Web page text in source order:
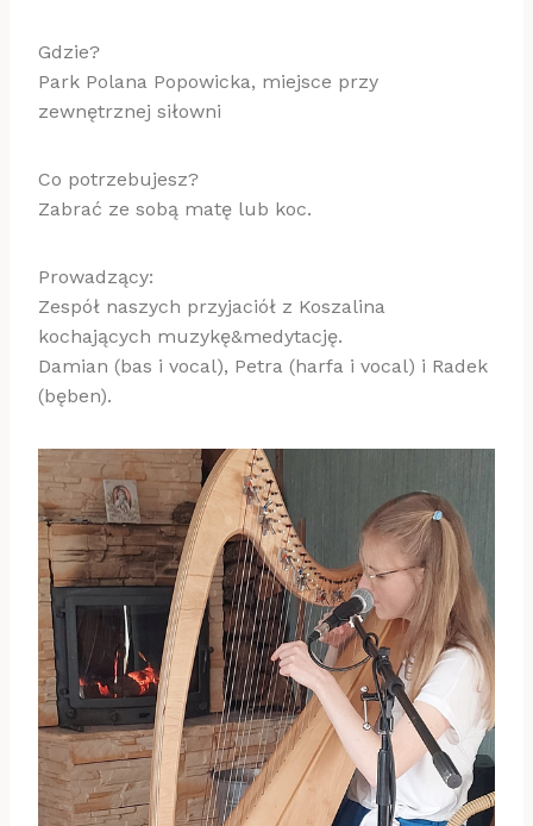
Gdzie?
Park Polana Popowicka, miejsce przy
zewnętrznej siłowni
Co potrzebujesz?
Zabrać ze sobą matę lub koc.
Prowadzący:
Zespół naszych przyjaciół z Koszalina
kochających muzykę&medytację.
Damian (bas i vocal), Petra (harfa i vocal) i Radek
(bęben).